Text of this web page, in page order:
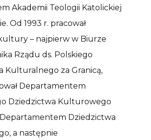
Akademii Teologii Katolickiej
Od 1993 r. pracował
– najpierw w Biurze
Rządu ds. Polskiego
Kulturalnego za Granicą,
Departamentem
Dziedzictwa Kulturowego
Departamentem Dziedzictwa
a następnie